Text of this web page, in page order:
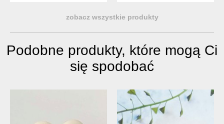
zobacz wszystkie produkty
Podobne produkty, które mogą Ci
się spodobać